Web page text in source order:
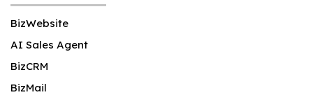
BizWebsite
AI Sales Agent
BizCRM
BizMail